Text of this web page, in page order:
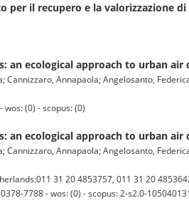
per il recupero e la valorizzazione
an ecological approach to urban
Annapaola; Angelosanto,
wos: (0) - scopus: (0)
an ecological approach to urban
Annapaola; Angelosanto,
31 20 4853757, 011 31 20
7788 - wos: (0) - scopus: 2-s2.0-